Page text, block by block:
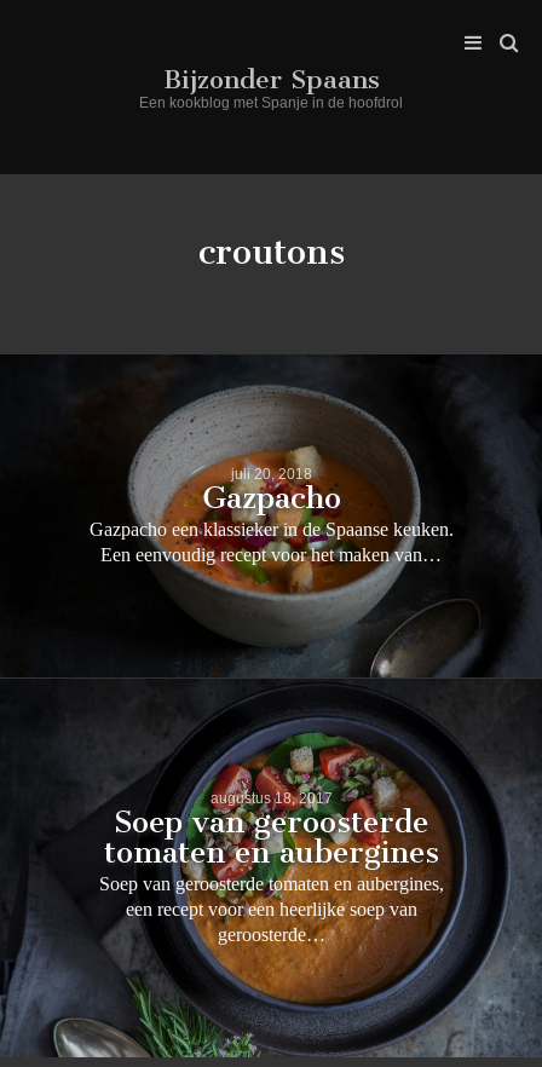
Bijzonder Spaans
Een kookblog met Spanje in de hoofdrol
croutons
juli 20, 2018
Gazpacho
Gazpacho een klassieker in de Spaanse keuken.
Een eenvoudig recept voor het maken van…
augustus 18, 2017
Soep van geroosterde
tomaten en aubergines
Soep van geroosterde tomaten en aubergines,
een recept voor een heerlijke soep van
geroosterde…